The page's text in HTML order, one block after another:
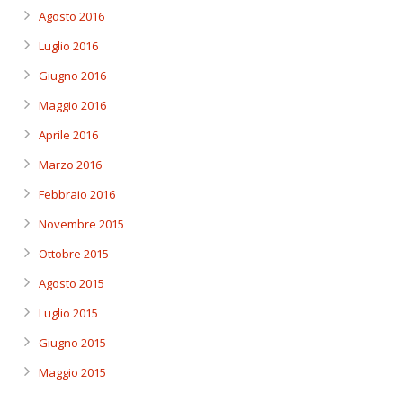
Agosto 2016
Luglio 2016
Giugno 2016
Maggio 2016
Aprile 2016
Marzo 2016
Febbraio 2016
Novembre 2015
Ottobre 2015
Agosto 2015
Luglio 2015
Giugno 2015
Maggio 2015